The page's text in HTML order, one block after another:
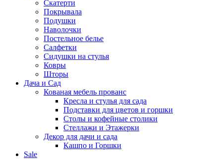
Скатерти
Покрывала
Подушки
Наволочки
Постельное белье
Салфетки
Сидушки на стулья
Ковры
Шторы
Дача и Сад
Кованая мебель прованс
Кресла и стулья для сада
Подставки для цветов и горшки
Столы и кофейные столики
Стеллажи и Этажерки
Декор для дачи и сада
Кашпо и Горшки
Sale